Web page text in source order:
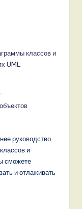
классов и
UML
руководство
и
сможете
и отлаживать